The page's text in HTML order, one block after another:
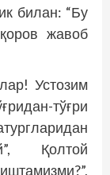
билан: “Бу
жавоб
Устозим
тўғри
Қолтой